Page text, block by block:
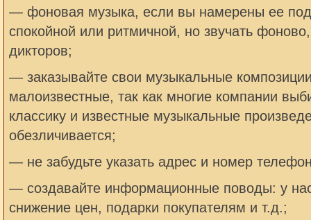
— фоновая музыка, если вы намерены ее
спокойной или ритмичной, но звучать
дикторов;
— заказывайте свои музыкальные
малоизвестные, так как многие компании
классику и известные музыкальные
обезличивается;
— не забудьте указать адрес и номер
— создавайте информационные поводы: у
снижение цен, подарки покупателям и т.д.;